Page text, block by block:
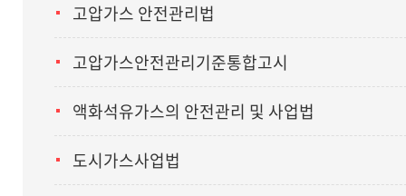
고압가스 안전관리법
고압가스안전관리기준통합고시
액화석유가스의 안전관리 및 사업법
도시가스사업법